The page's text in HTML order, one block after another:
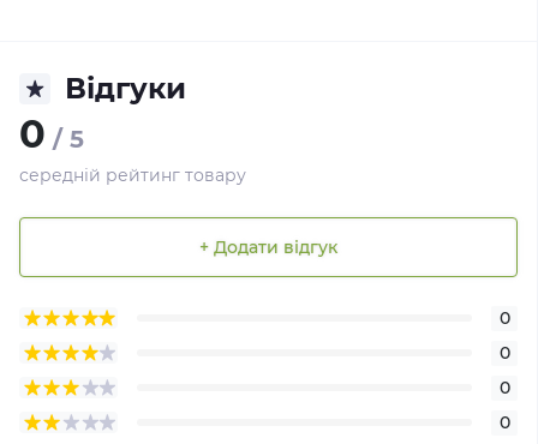
Відгуки
0 / 5
середній рейтинг товару
+ Додати відгук
0
0
0
0